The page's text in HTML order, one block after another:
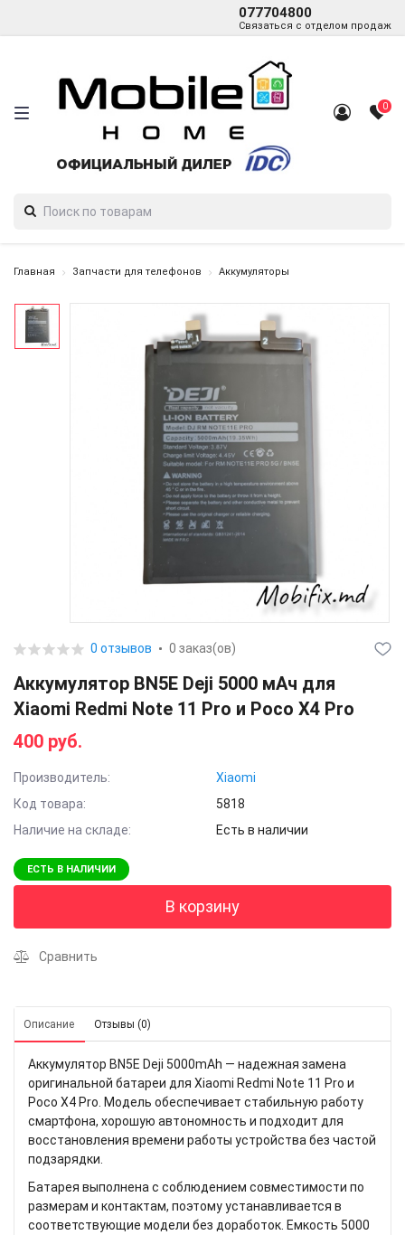
077704800
Связаться с отделом продаж
0
Главная Запчасти для телефонов Аккумуляторы
0 отзывов 0 заказ(ов)
Аккумулятор BN5E Deji 5000 мАч для
Xiaomi Redmi Note 11 Pro и Poco X4 Pro
400 руб.
Производитель:
Xiaomi
Код товара:
5818
Наличие на складе:
Есть в наличии
ЕСТЬ В НАЛИЧИИ
В корзину
Сравнить
Описание Отзывы (0)
Аккумулятор BN5E Deji 5000mAh — надежная замена
оригинальной батареи для Xiaomi Redmi Note 11 Pro и
Poco X4 Pro. Модель обеспечивает стабильную работу
смартфона, хорошую автономность и подходит для
восстановления времени работы устройства без частой
подзарядки.
Батарея выполнена с соблюдением совместимости по
размерам и контактам, поэтому устанавливается в
соответствующие модели без доработок. Емкость 5000